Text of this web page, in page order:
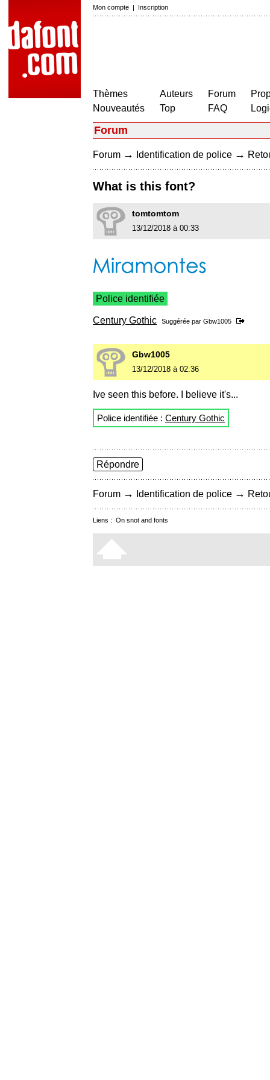
Mon compte | Inscription
Thèmes
Nouveautés
Auteurs
Top
Forum
FAQ
Forum
Forum → Identification de police →
What is this font?
tomtomtom
13/12/2018 à 00:33
Police identifiée
Century Gothic Suggérée par Gbw1005
Gbw1005
13/12/2018 à 02:36
Ive seen this before. I believe it's...
Police identifiée : Century Gothic
Répondre
Forum → Identification de police →
Liens : On snot and fonts